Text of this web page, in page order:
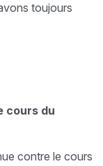
toujours
cours du
contre le cours